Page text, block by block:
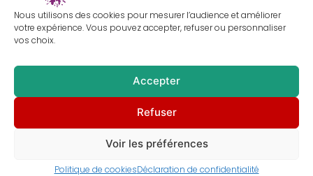
Nous utilisons des cookies pour mesurer l’audience et améliorer
votre expérience. Vous pouvez accepter, refuser ou personnaliser
vos choix.
Accepter
Refuser
Voir les préférences
Politique de cookiesDéclaration de confidentialité
Poster cinéma Pop culture –
Peinture digitale – Déco murale
À partir de30,00€
digitale – Déco intérieure
À partir de30,00€